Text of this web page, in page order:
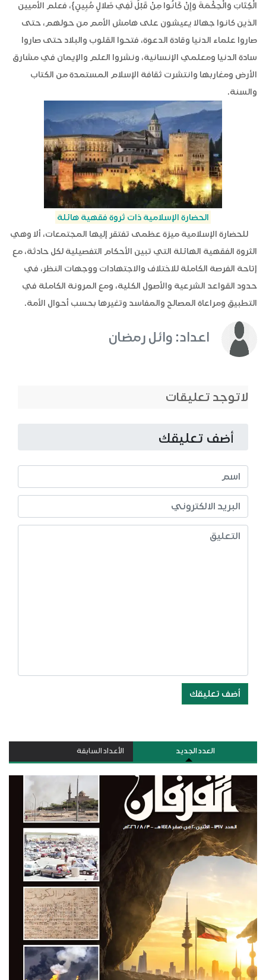
الْكِتَابَ وَالْحِكْمَةَ وَإِنْ كَانُوا مِنْ قَبْلُ لَفِي ضَلالٍ مُبِينٍ}، فعلم الأميين
الذين كانوا جهالا يعيشون على هامش الأمم من حولهم، حتى
صاروا علماء الدنيا وقادة الدعوة، فتحوا القلوب والبلاد حتى صاروا
سادة الدنيا ومعلمي الإنسانية، ونشروا العلم والإيمان في مشارق
الأرض ومغاربها وانتشرت ثقافة الإسلام المستمدة من الكتاب
والسنة.
الحضارة الإسلامية ذات ثروة فقهية هائلة
للحضارة الإسلامية ميزة عظمى تفتقر إليها المجتمعات، ألا وهي
الثروة الفقهية الهائلة التي تبين الأحكام التفصيلية لكل حادثة، مع
إتاحة الفرصة الكاملة للاختلاف والاجتهادات ووجهات النظر، في
حدود القواعد الشرعية والأصول الكلية، ومع المرونة الكاملة في
التطبيق ومراعاة المصالح والمفاسد وتغيرها بحسب أحوال الأمة.
اعداد: وائل رمضان
لاتوجد تعليقات
أضف تعليقك
أضف تعليقك
العدد الجديد الأعداد السابقة